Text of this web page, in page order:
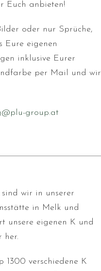
Euch anbieten!
oder nur Sprüche,
Eure eigenen
inklusive Eurer
per Mail und wir
group.at
sind wir in unserer
in Melk und
unsere eigenen K und
her.
1300 verschiedene K